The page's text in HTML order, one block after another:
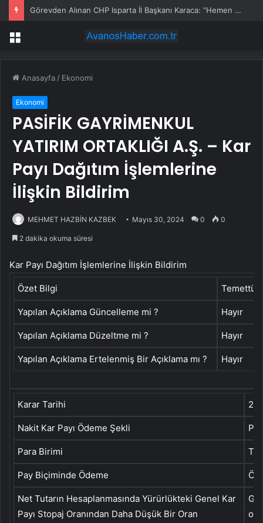
Görevden Alınan CHP Isparta İl Başkanı Karaca: “Hemen Geçiş Yapacağız”
Menü
Anasayfa / Ekonomi
Ekonomi
PASİFİK GAYRİMENKUL
YATIRIM ORTAKLIĞI A.Ş. – Kar
Payı Dağıtım İşlemlerine
İlişkin Bildirim
MEHMET HAZBİN KAZBEK Mayıs 30, 2024 0 0
2 dakika okuma süresi
Kar Payı Dağıtım İşlemlerine İlişkin Bildirim
Özet Bilgi Temettü
Yapılan Açıklama Güncelleme mi ? Hayır
Yapılan Açıklama Düzeltme mi ? Hayır
Yapılan Açıklama Ertelenmiş Bir Açıklama mı ? Hayır
Karar Tarihi
Nakit Kar Payı Ödeme Şekli
Para Birimi
Pay Biçiminde Ödeme
Net Tutarın Hesaplanmasında Yürürlükteki Genel Kar
Payı Stopaj Oranından Daha Düşük Bir Oran